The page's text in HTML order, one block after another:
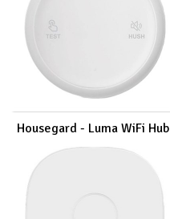
Housegard - Luma WiFi Hub